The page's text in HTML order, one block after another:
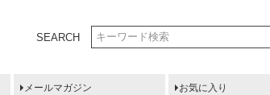
SEARCH
メールマガジン お気に入り